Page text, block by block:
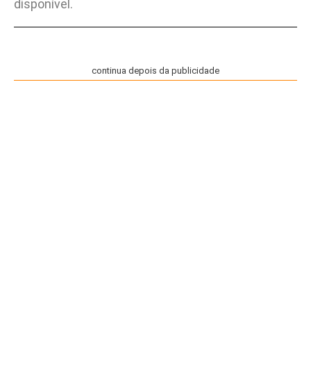
disponível.
continua depois da publicidade